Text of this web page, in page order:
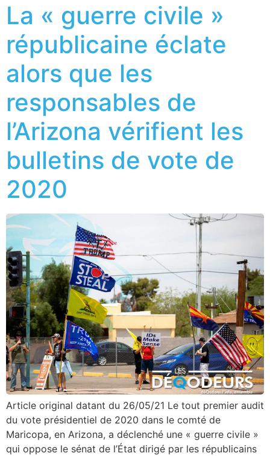
La « guerre civile »
républicaine éclate
alors que les
responsables de
l’Arizona vérifient les
bulletins de vote de
2020
Article original datant du 26/05/21 Le tout premier audit
du vote présidentiel de 2020 dans le comté de
Maricopa, en Arizona, a déclenché une « guerre civile »
qui oppose le sénat de l’État dirigé par les républicains